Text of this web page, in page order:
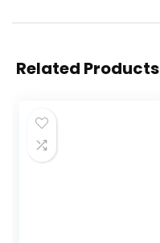
Related Products